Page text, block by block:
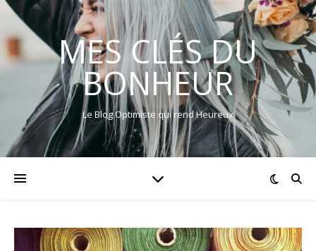
MES CLÉS DU
BONHEUR
Le Blog Optimiste qui rend Heureux